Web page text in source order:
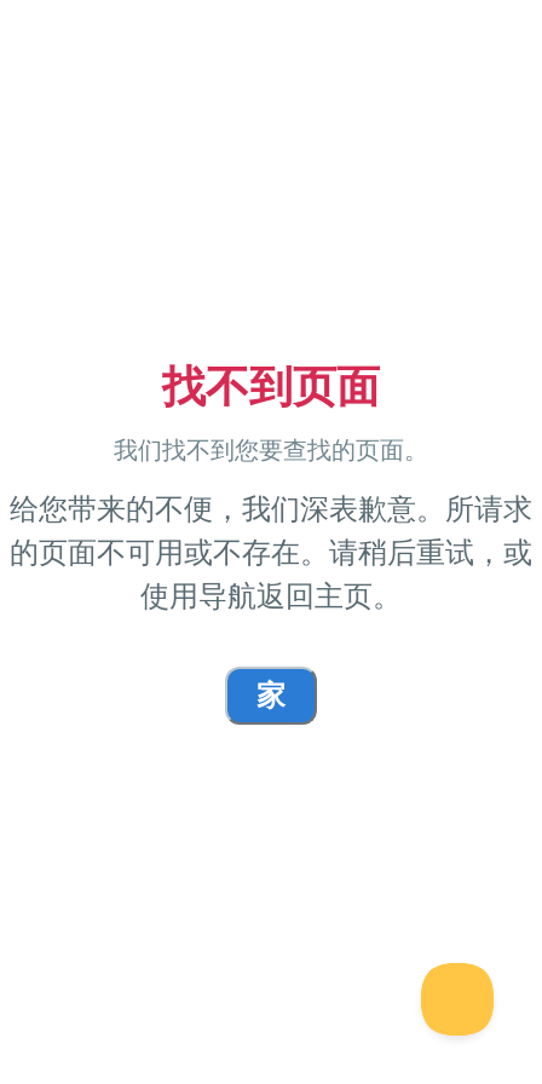
找不到页面
我们找不到您要查找的页面。
给您带来的不便，我们深表歉意。所请求
的页面不可用或不存在。请稍后重试，或
使用导航返回主页。
家